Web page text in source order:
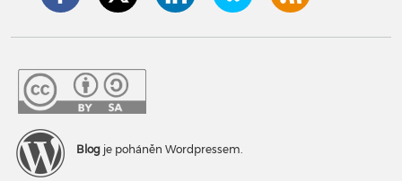
Blog je poháněn Wordpressem.